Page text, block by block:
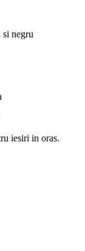
si negru
iesiri in oras.